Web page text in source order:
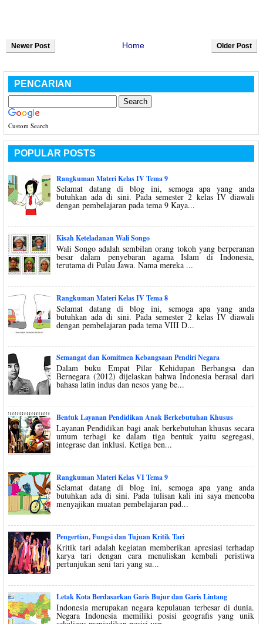
Newer Post Older Post
Home
PENCARIAN
Custom Search
POPULAR POSTS
Rangkuman Materi Kelas IV Tema 9
Selamat datang di blog ini, semoga apa yang anda
butuhkan ada di sini. Pada semester 2 kelas IV diawali
dengan pembelajaran pada tema 9 Kaya...
Kisah Keteladanan Wali Songo
Wali Songo adalah sembilan orang tokoh yang berperanan
besar dalam penyebaran agama Islam di Indonesia,
terutama di Pulau Jawa. Nama mereka ...
Rangkuman Materi Kelas IV Tema 8
Selamat datang di blog ini, semoga apa yang anda
butuhkan ada di sini. Pada semester 2 kelas IV diawali
dengan pembelajaran pada tema VIII D...
Semangat dan Komitmen Kebangsaan Pendiri Negara
Dalam buku Empat Pilar Kehidupan Berbangsa dan
Bernegara (2012) dijelaskan bahwa Indonesia berasal dari
bahasa latin indus dan nesos yang be...
Bentuk Layanan Pendidikan Anak Berkebutuhan Khusus
Layanan Pendidikan bagi anak berkebutuhan khusus secara
umum terbagi ke dalam tiga bentuk yaitu segregasi,
integrase dan inklusi. Ketiga ben...
Rangkuman Materi Kelas VI Tema 9
Selamat datang di blog ini, semoga apa yang anda
butuhkan ada di sini. Pada tulisan kali ini saya mencoba
menyajikan muatan pembelajaran pad...
Pengertian, Fungsi dan Tujuan Kritik Tari
Kritik tari adalah kegiatan memberikan apresiasi terhadap
karya tari dengan cara menuliskan kembali peristiwa
pertunjukan seni tari yang su...
Letak Kota Berdasarkan Garis Bujur dan Garis Lintang
Indonesia merupakan negara kepulauan terbesar di dunia.
Negara Indonesia memiliki posisi geografis yang unik